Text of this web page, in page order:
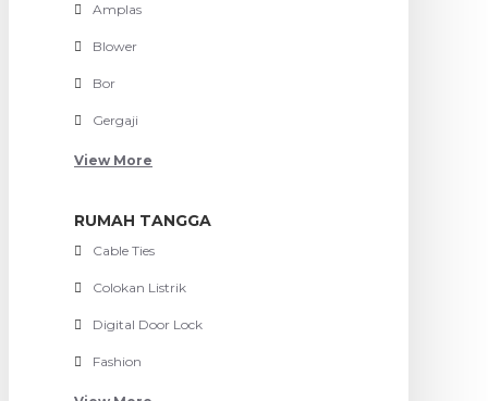
Amplas
Blower
Bor
Gergaji
View More
RUMAH TANGGA
Cable Ties
Colokan Listrik
Digital Door Lock
Fashion